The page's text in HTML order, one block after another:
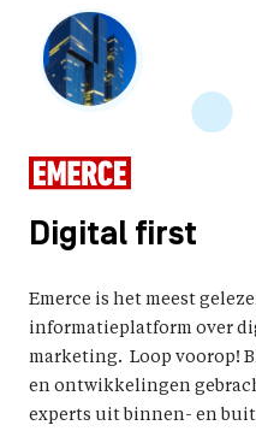
Digital first
Emerce is het meest
informatieplatform over
marketing. Loop voorop!
en ontwikkelingen
experts uit binnen- en